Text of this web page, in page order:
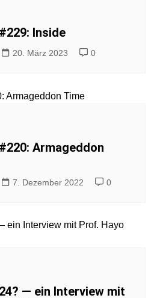
Inside
20. März 2023 0
Armageddon
7. Dezember 2022 0
— ein Interview mit